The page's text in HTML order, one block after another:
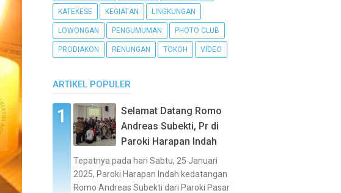
KATEKESE KEGIATAN LINGKUNGAN
LOWONGAN PENGUMUMAN PHOTO CLUB
PRODIAKON RENUNGAN TOKOH VIDEO
ARTIKEL POPULER
Selamat Datang Romo
Andreas Subekti, Pr di
Paroki Harapan Indah
Tepatnya pada hari Sabtu, 25 Januari
2025, Paroki Harapan Indah kedatangan
Romo Andreas Subekti dari Paroki Pasar